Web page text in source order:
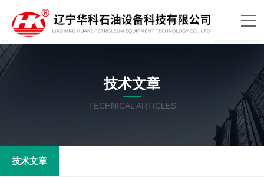
技术文章
TECHNICAL ARTICLES
技术文章